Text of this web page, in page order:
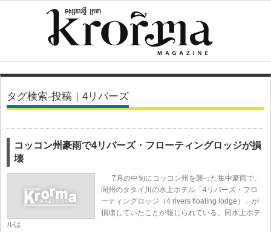
タグ検索-投稿｜4リバーズ
コッコン州豪雨で4リバーズ・フローティングロッジが損
壊
7月の中旬にコッコン州を襲った集中豪雨で、
同州のタタイ川の水上ホテル「4リバーズ・フロ
ーティングロッジ（4 rivers floating lodge）」が
損壊していたことが報じられている。同水上ホテ
ルは